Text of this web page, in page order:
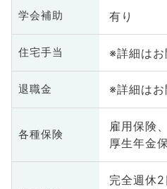
学会補助 有り
住宅手当 ※詳細は
退職金 ※詳細は
各種保険
雇用保険
厚生年金
完全週休